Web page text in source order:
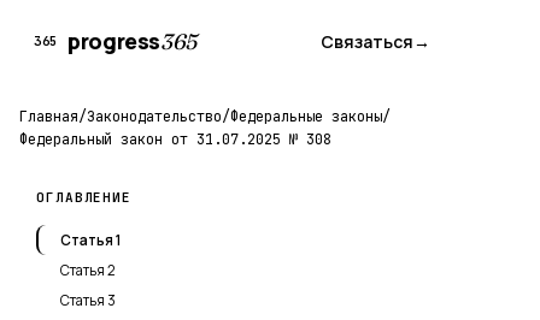
365 progress365 Связаться→
Главная/Законодательство/Федеральные законы/
Федеральный закон от 31.07.2025 № 308
ОГЛАВЛЕНИЕ
Статья 1
Статья 2
Статья 3